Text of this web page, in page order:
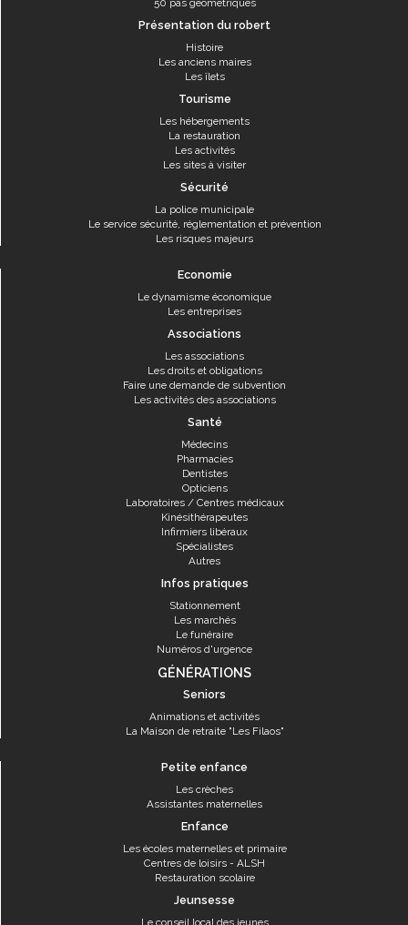
50 pas géométriques
Présentation du robert
Histoire
Les anciens maires
Les îlets
Tourisme
Les hébergements
La restauration
Les activités
Les sites à visiter
Sécurité
La police municipale
Le service sécurité, réglementation et prévention
Les risques majeurs
Economie
Le dynamisme économique
Les entreprises
Associations
Les associations
Les droits et obligations
Faire une demande de subvention
Les activités des associations
Santé
Médecins
Pharmacies
Dentistes
Opticiens
Laboratoires / Centres médicaux
Kinésithérapeutes
Infirmiers libéraux
Spécialistes
Autres
Infos pratiques
Stationnement
Les marchés
Le funéraire
Numéros d'urgence
GÉNÉRATIONS
Seniors
Animations et activités
La Maison de retraite "Les Filaos"
Petite enfance
Les crèches
Assistantes maternelles
Enfance
Les écoles maternelles et primaire
Centres de loisirs - ALSH
Restauration scolaire
Jeunsesse
Le conseil local des jeunes